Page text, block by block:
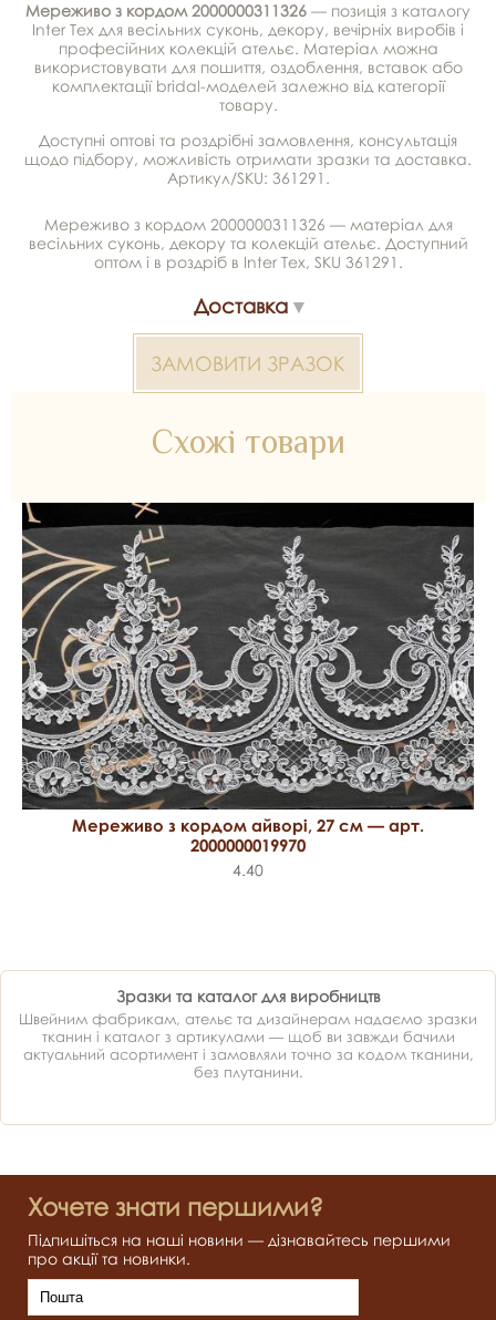
Мереживо з кордом 2000000311326 — позиція з каталогу
Inter Tex для весільних суконь, декору, вечірніх виробів і
професійних колекцій ательє. Матеріал можна
використовувати для пошиття, оздоблення, вставок або
комплектації bridal-моделей залежно від категорії
товару.
Доступні оптові та роздрібні замовлення, консультація
щодо підбору, можливість отримати зразки та доставка.
Артикул/SKU: 361291.
Мереживо з кордом 2000000311326 — матеріал для
весільних суконь, декору та колекцій ательє. Доступний
оптом і в роздріб в Inter Tex, SKU 361291.
Доставка
ЗАМОВИТИ ЗРАЗОК
Схожі товари
Мереживо з кордом айворі, 27 см — арт.
2000000019970
4.40
Зразки та каталог для виробництв
Швейним фабрикам, ательє та дизайнерам надаємо зразки
тканин і каталог з артикулами — щоб ви завжди бачили
актуальний асортимент і замовляли точно за кодом тканини,
без плутанини.
Хочете знати першими?
Підпишіться на наші новини — дізнавайтесь першими
про акції та новинки.